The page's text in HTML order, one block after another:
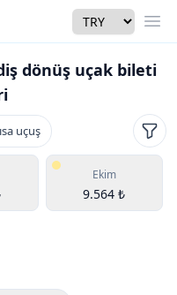
Currency
dönüş uçak bileti
uçuş
Ekim
9.564 ₺